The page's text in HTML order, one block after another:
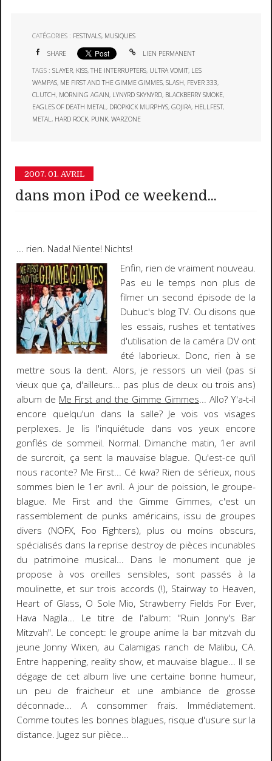
CATÉGORIES : FESTIVALS, MUSIQUES
SHARE LIEN PERMANENT
TAGS :SLAYER, KISS,THE INTERRUPTERS, ULTRA VOMIT, LES
WAMPAS, ME FIRST AND THE GIMME GIMMES,SLASH, FEVER 333,
CLUTCH, MORNING AGAIN, LYNYRD SKYNYRD, BLACKBERRY SMOKE,
EAGLES OF DEATH METAL, DROPKICK MURPHYS,GOJIRA, HELLFEST,
METAL, HARD ROCK, PUNK,WARZONE
2007. 01. AVRIL
dans mon iPod ce weekend...
... rien. Nada! Niente! Nichts!
Enfin, rien de vraiment nouveau.
Pas eu le temps non plus de
filmer un second épisode de la
Dubuc's blog TV. Ou disons que
les essais, rushes et tentatives
d'utilisation de la caméra DV ont
été laborieux. Donc, rien à se
mettre sous la dent. Alors, je ressors un vieil (pas si
vieux que ça, d'ailleurs... pas plus de deux ou trois ans)
album de Me First and the Gimme Gimmes... Allo? Y'a-t-il
encore quelqu'un dans la salle? Je vois vos visages
perplexes. Je lis l'inquiétude dans vos yeux encore
gonflés de sommeil. Normal. Dimanche matin, 1er avril
de surcroit, ça sent la mauvaise blague. Qu'est-ce qu'il
nous raconte? Me First... Cé kwa? Rien de sérieux, nous
sommes bien le 1er avril. A jour de poission, le groupe-
blague. Me First and the Gimme Gimmes, c'est un
rassemblement de punks américains, issu de groupes
divers (NOFX, Foo Fighters), plus ou moins obscurs,
spécialisés dans la reprise destroy de pièces incunables
du patrimoine musical... Dans le monument que je
propose à vos oreilles sensibles, sont passés à la
moulinette, et sur trois accords (!), Stairway to Heaven,
Heart of Glass, O Sole Mio, Strawberry Fields For Ever,
Hava Nagila... Le titre de l'album: "Ruin Jonny's Bar
Mitzvah". Le concept: le groupe anime la bar mitzvah du
jeune Jonny Wixen, au Calamigas ranch de Malibu, CA.
Entre happening, reality show, et mauvaise blague... Il se
dégage de cet album live une certaine bonne humeur,
un peu de fraicheur et une ambiance de grosse
déconnade... A consommer frais. Immédiatement.
Comme toutes les bonnes blagues, risque d'usure sur la
distance. Jugez sur pièce...